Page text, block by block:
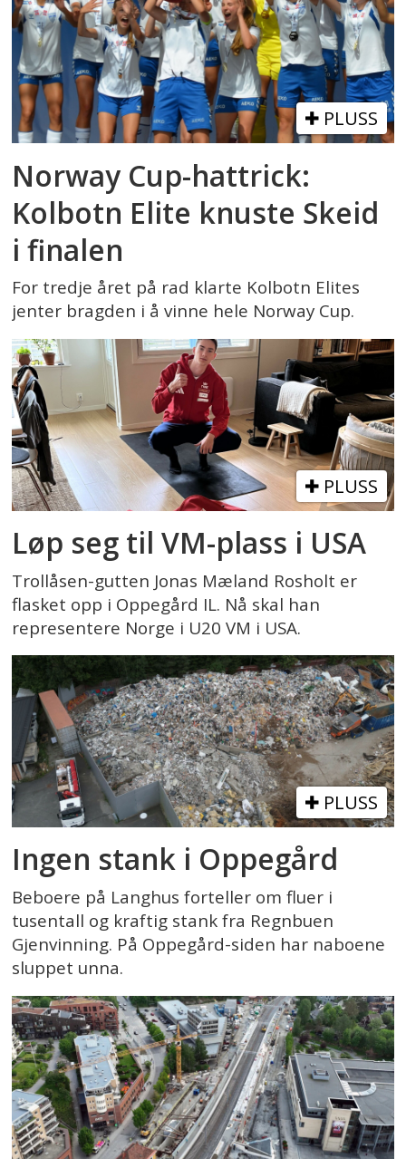
PLUSS
Norway Cup-hattrick:
Kolbotn Elite knuste Skeid
i finalen
For tredje året på rad klarte Kolbotn Elites
jenter bragden i å vinne hele Norway Cup.
PLUSS
Løp seg til VM-plass i USA
Trollåsen-gutten Jonas Mæland Rosholt er
flasket opp i Oppegård IL. Nå skal han
representere Norge i U20 VM i USA.
PLUSS
Ingen stank i Oppegård
Beboere på Langhus forteller om fluer i
tusentall og kraftig stank fra Regnbuen
Gjenvinning. På Oppegård-siden har naboene
sluppet unna.